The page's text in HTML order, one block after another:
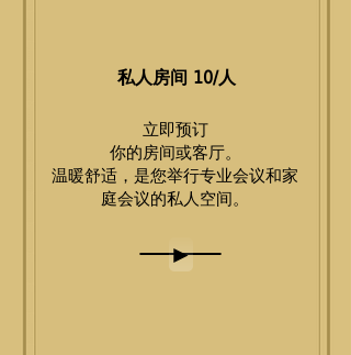
私人房间 10/人
立即预订
你的房间或客厅。
温暖舒适，是您举行专业会议和家
庭会议的私人空间。
►